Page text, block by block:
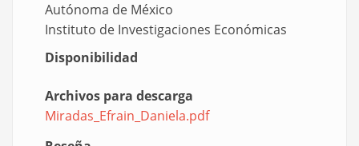
Autónoma de México
Instituto de Investigaciones Económicas
Disponibilidad
Archivos para descarga
Document
Miradas_Efrain_Daniela.pdf